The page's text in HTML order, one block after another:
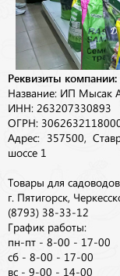
Реквизиты компании:
Название: ИП Мысак
ИНН: 263207330893
ОГРН:
Адрес: 357500,
шоссе 1
Товары для садоводов
г. Пятигорск,
(8793) 38-33-12
График работы:
пн-пт - 8-00 - 17-00
сб - 8-00 - 17-00
вс - 9-00 - 14-00